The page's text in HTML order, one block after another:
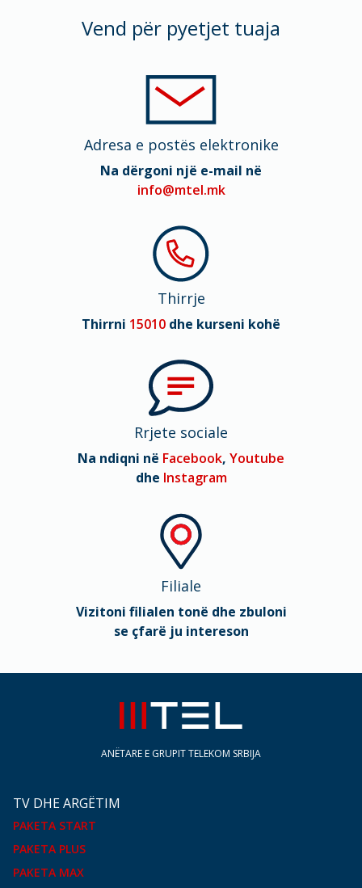
Vend për pyetjet tuaja
Adresa e postës elektronike
Na dërgoni një e-mail në
info@mtel.mk
Thirrje
Thirrni 15010 dhe kurseni kohë
Rrjete sociale
Na ndiqni në Facebook, Youtube
dhe Instagram
Filiale
Vizitoni filialen tonë dhe zbuloni
se çfarë ju intereson
ANËTARE E GRUPIT TELEKOM SRBIJA
TV DHE ARGËTIM
PAKETA START
PAKETA PLUS
PAKETA MAX